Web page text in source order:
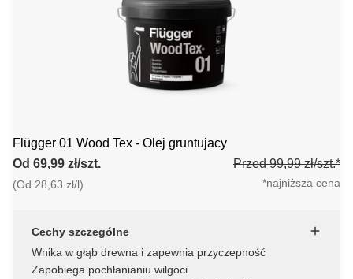
Flügger 01 Wood Tex - Olej gruntujacy
Od 69,99 zł/szt.
(Od 28,63 zł/l)
Przed 99,99 zł/szt.*
*najniższa cena
Cechy szczególne
Wnika w głąb drewna i zapewnia przyczepność
Zapobiega pochłanianiu wilgoci